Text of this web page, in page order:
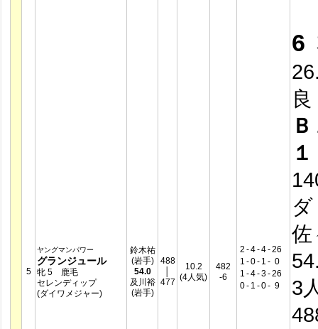
5
ヤングマンパワー
グランジュール
牝 5 鹿毛
セレンディップ
(ダイワメジャー)
鈴木祐
(岩手)
54.0
及川裕
(岩手)
488
477
10.2
(4人気)
482
-6
2 -4-4-26
1 -0- 1 - 0
1 -4-3-26
0- 1 -0- 9
6
良
１
3